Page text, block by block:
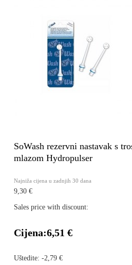
SoWash rezervni nastavak s
mlazom Hydropulser
Najniža cijena u zadnjih 30 dana
9,30 €
Sales price with discount:
Cijena:6,51 €
Uštedite: -2,79 €